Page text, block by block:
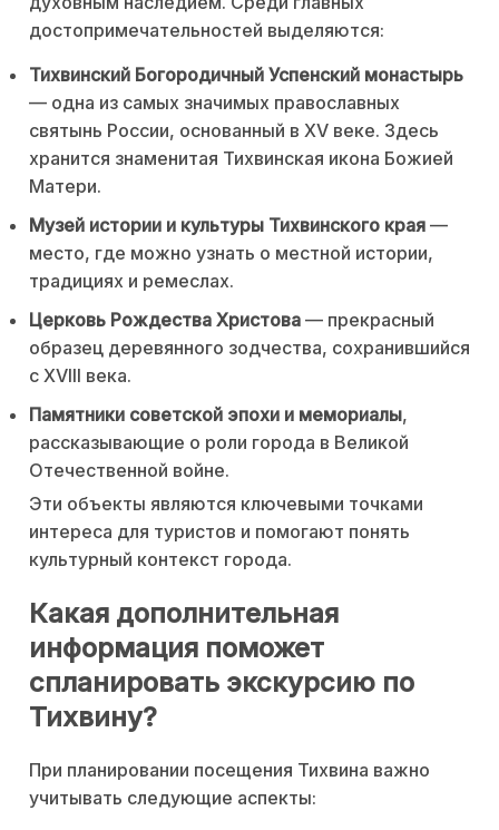
достопримечательностей выделяются:
Тихвинский Богородичный Успенский монастырь
— одна из самых значимых православных
святынь России, основанный в XV веке. Здесь
хранится знаменитая Тихвинская икона Божией
Матери.
Музей истории и культуры Тихвинского края —
место, где можно узнать о местной истории,
традициях и ремеслах.
Церковь Рождества Христова — прекрасный
образец деревянного зодчества, сохранившийся
с XVIII века.
Памятники советской эпохи и мемориалы,
рассказывающие о роли города в Великой
Отечественной войне.
Эти объекты являются ключевыми точками
интереса для туристов и помогают понять
культурный контекст города.
Какая дополнительная
информация поможет
спланировать экскурсию по
Тихвину?
При планировании посещения Тихвина важно
учитывать следующие аспекты: